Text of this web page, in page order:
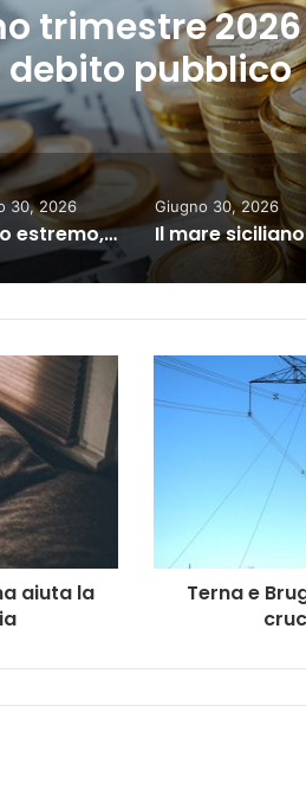
estremo, Enel
30, 2026
Il mare siciliano vale 900 milioni ma la filiera è fuori dall’Isola
Giugno 26, 2026
aiuta la
Terna e